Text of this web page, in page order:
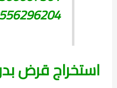
استخراج قرض